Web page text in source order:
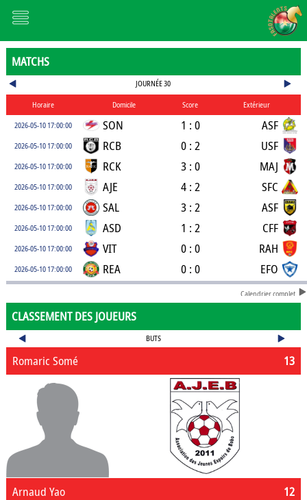
MATCHS
JOURNÉE 30
Horaire Domicile Score
Extérieur
2026-05-10 17:00:00
SON 1 : 0 ASF
2026-05-10 17:00:00 RCB 0 : 2 USF
2026-05-10 17:00:00 RCK 3 : 0 MAJ
2026-05-10 17:00:00 AJE 4 : 2 SFC
2026-05-10 17:00:00 SAL 3 : 2 ASF
2026-05-10 17:00:00 ASD 1 : 2 CFF
2026-05-10 17:00:00 VIT 0 : 0 RAH
2026-05-10 17:00:00 REA 0 : 0 EFO
Calendrier complet
CLASSEMENT DES JOUEURS
BUTS
13
Romaric Somé
12
Arnaud Yao